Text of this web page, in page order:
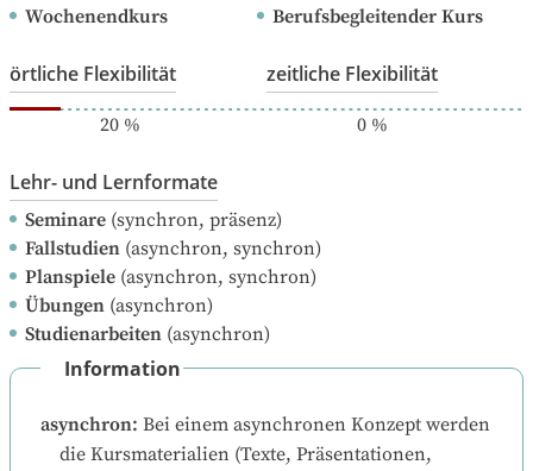
Wochenendkurs Berufsbegleitender Kurs
örtliche Flexibilität
20%
zeitliche Flexibilität
0%
Lehr- und Lernformate
Seminare (synchron, präsenz)
Fallstudien (asynchron, synchron)
Planspiele (asynchron, synchron)
Übungen (asynchron)
Studienarbeiten (asynchron)
Information
asynchron: Bei einem asynchronen Konzept werden
die Kursmaterialien (Texte, Präsentationen,